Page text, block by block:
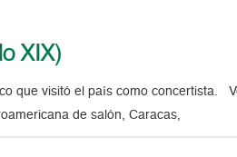
XIX)
que visitó el país como concertista.
de salón, Caracas,